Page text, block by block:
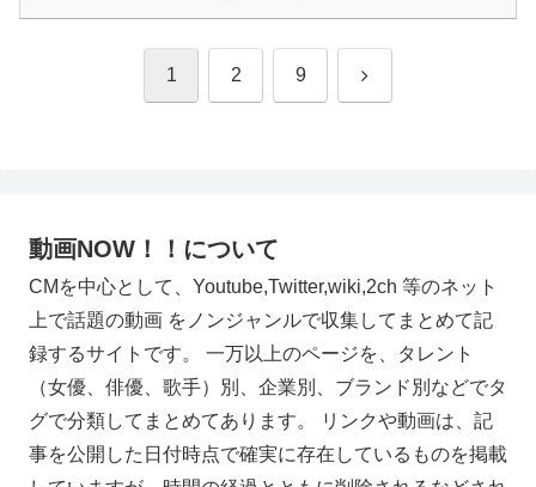
1 2 9 次
動画NOW！！について
CMを中心として、Youtube,Twitter,wiki,2ch 等のネット
上で話題の動画 をノンジャンルで収集してまとめて記
録するサイトです。 一万以上のページを、タレント
（女優、俳優、歌手）別、企業別、ブランド別などでタ
グで分類してまとめてあります。 リンクや動画は、記
事を公開した日付時点で確実に存在しているものを掲載